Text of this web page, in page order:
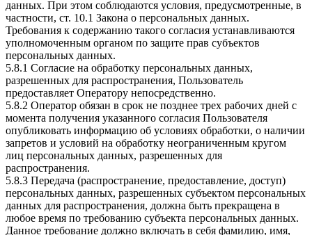
данных. При этом соблюдаются условия, предусмотренные, в
частности, ст. 10.1 Закона о персональных данных.
Требования к содержанию такого согласия устанавливаются
уполномоченным органом по защите прав субъектов
персональных данных.
5.8.1 Согласие на обработку персональных данных,
разрешенных для распространения, Пользователь
предоставляет Оператору непосредственно.
5.8.2 Оператор обязан в срок не позднее трех рабочих дней с
момента получения указанного согласия Пользователя
опубликовать информацию об условиях обработки, о наличии
запретов и условий на обработку неограниченным кругом
лиц персональных данных, разрешенных для
распространения.
5.8.3 Передача (распространение, предоставление, доступ)
персональных данных, разрешенных субъектом персональных
данных для распространения, должна быть прекращена в
любое время по требованию субъекта персональных данных.
Данное требование должно включать в себя фамилию, имя,